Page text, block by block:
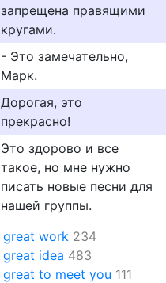
запрещена правящими
кругами.
- Это замечательно,
Марк.
Дорогая, это
прекрасно!
Это здорово и все
такое, но мне нужно
писать новые песни для
нашей группы.
great work 234
great idea 483
great to meet you 111